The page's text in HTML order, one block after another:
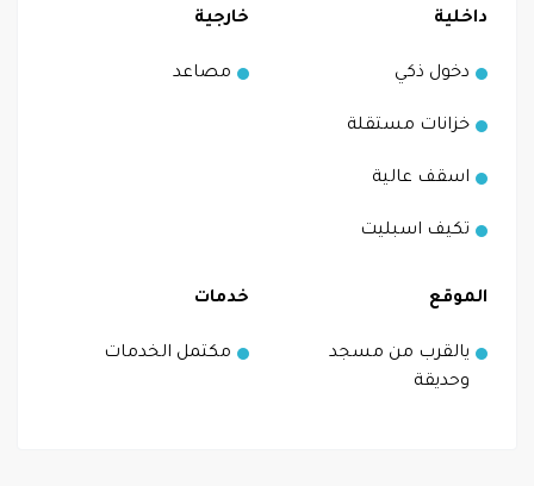
داخلية
دخول ذكي
خزانات مستقلة
اسقف عالية
تكيف اسبليت
خارجية
مصاعد
الموقع
يالقرب من مسجد
وحديقة
خدمات
مكتمل الخدمات